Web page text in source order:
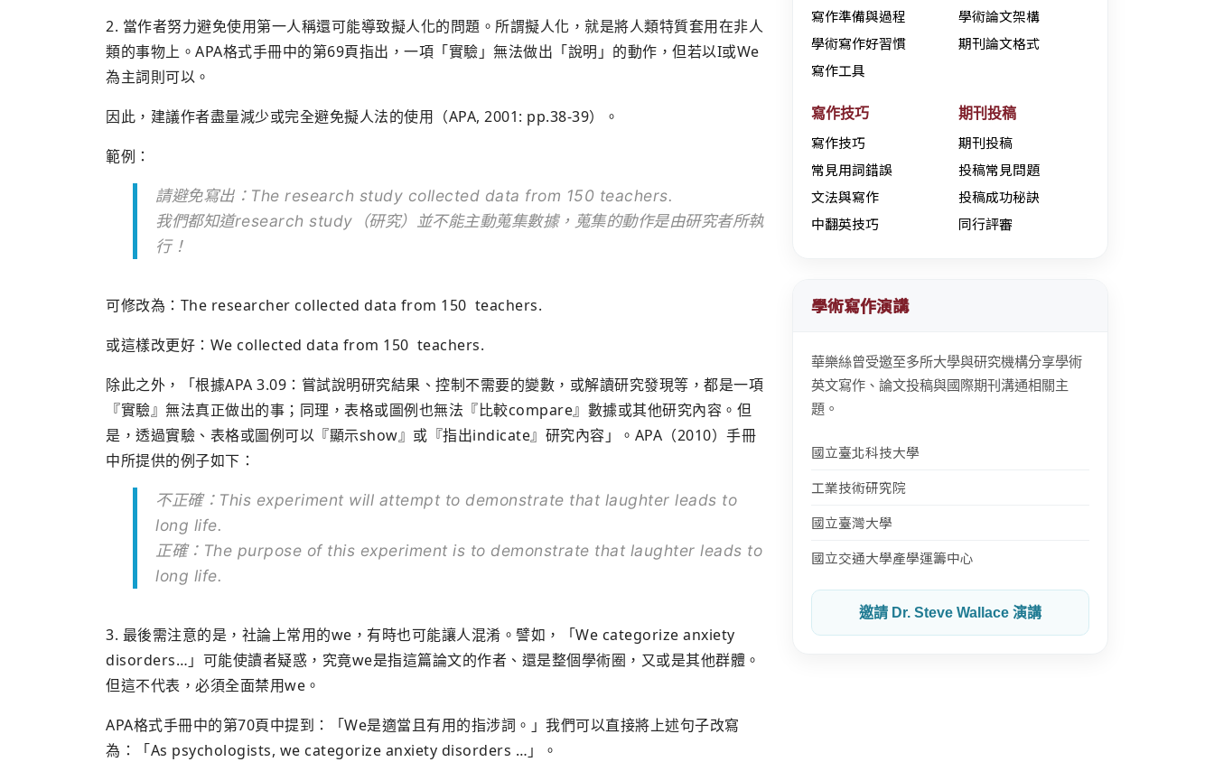
2. 當作者努力避免使用第一人稱還可能導致擬人化的問題。所謂擬人化，就是將人類特質套用在非人
類的事物上。APA格式手冊中的第69頁指出，一項「實驗」無法做出「說明」的動作，但若以I或We
為主詞則可以。
因此，建議作者盡量減少或完全避免擬人法的使用（APA, 2001: pp.38-39）。
範例：
請避免寫出：The research study collected data from 150 teachers.
我們都知道research study（研究）並不能主動蒐集數據，蒐集的動作是由研究者所執
行！
可修改為：The researcher collected data from 150 teachers.
或這樣改更好：We collected data from 150 teachers.
除此之外，「根據APA 3.09：嘗試說明研究結果、控制不需要的變數，或解讀研究發現等，都是一項
『實驗』無法真正做出的事；同理，表格或圖例也無法『比較compare』數據或其他研究內容。但
是，透過實驗、表格或圖例可以『顯示show』或『指出indicate』研究內容」。APA（2010）手冊
中所提供的例子如下：
不正確：This experiment will attempt to demonstrate that laughter leads to
long life.
正確：The purpose of this experiment is to demonstrate that laughter leads to
long life.
3. 最後需注意的是，社論上常用的we，有時也可能讓人混淆。譬如，「We categorize anxiety
disorders…」可能使讀者疑惑，究竟we是指這篇論文的作者、還是整個學術圈，又或是其他群體。
但這不代表，必須全面禁用we。
APA格式手冊中的第70頁中提到：「We是適當且有用的指涉詞。」我們可以直接將上述句子改寫
為：「As psychologists, we categorize anxiety disorders …」。
寫作準備與過程
學術寫作好習慣
寫作工具
學術論文架構
期刊論文格式
寫作技巧
寫作技巧
常見用詞錯誤
文法與寫作
中翻英技巧
期刊投稿
期刊投稿
投稿常見問題
投稿成功秘訣
同行評審
學術寫作演講
華樂絲曾受邀至多所大學與研究機構分享學術
英文寫作、論文投稿與國際期刊溝通相關主
題。
國立臺北科技大學
工業技術研究院
國立臺灣大學
國立交通大學產學運籌中心
邀請 Dr. Steve Wallace 演講